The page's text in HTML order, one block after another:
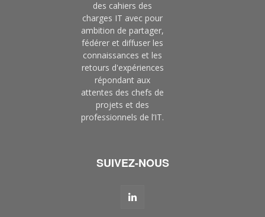
des cahiers des
charges IT avec pour
ambition de partager,
fédérer et diffuser les
connaissances et les
retours d'expériences
répondant aux
attentes des chefs de
projets et des
professionnels de l’IT.
SUIVEZ-NOUS